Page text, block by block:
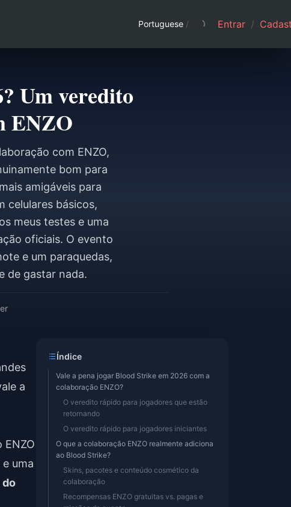
Portuguese / Entrar /
Um veredito
ENZO
com ENZO,
bom para
amigáveis para
celulares básicos,
meus testes e uma
oficiais. O evento
e um paraquedas,
de gastar nada.
a
ENZO
uma
do
Índice
Vale a pena jogar Blood Strike em 2026 com a
colaboração ENZO?
O veredito rápido para jogadores que estão
retornando
O veredito rápido para jogadores iniciantes
O que a colaboração ENZO realmente adiciona
ao Blood Strike?
Skins, pacotes e conteúdo cosmético da
colaboração
Recompensas ENZO gratuitas vs. pagas e